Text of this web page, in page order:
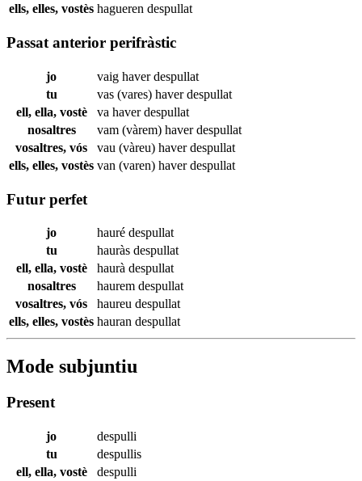
ells, elles, vostès hagueren despullat
Passat anterior perifràstic
jo vaig haverdespullat
tu
vas (vares) haverdespullat
ell, ella, vostè
va haverdespullat
nosaltres
vam (vàrem) haverdespullat
vosaltres, vós
vau (vàreu) haverdespullat
ells, elles, vostès van (varen) haverdespullat
Futur perfet
jo hauré despullat
tu
hauràs despullat
ell, ella, vostè
haurà despullat
nosaltres
haurem despullat
vosaltres, vós
haureu despullat
ells, elles, vostès hauran despullat
Mode subjuntiu
Present
jo
despulli
tu
despullis
ell, ella, vostè
despulli